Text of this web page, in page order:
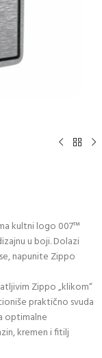
kultni logo 007™
u boji. Dolazi
napunite Zippo
Zippo „klikom“
praktično svuda
optimalne
kremen i fitilj